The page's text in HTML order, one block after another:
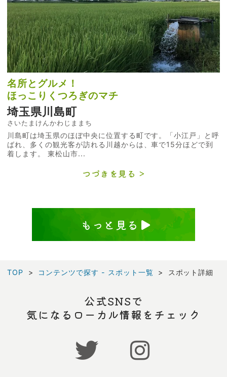
名所とグルメ！
ほっこりくつろぎのマチ
埼玉県川島町
さいたまけんかわじままち
川島町は埼玉県のほぼ中央に位置する町です。「小江戸」と呼
ばれ、多くの観光客が訪れる川越からは、車で15分ほどで到
着します。 東松山市...
つづきを見る
もっと見る
TOP コンテンツで探す - スポット一覧 スポット詳細
公式SNSで
気になるローカル情報をチェック